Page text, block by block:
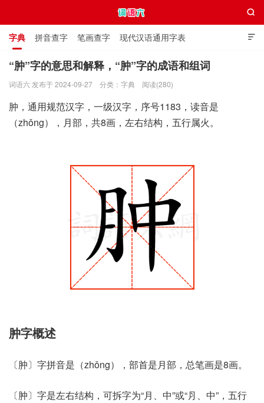

字典 拼音查字 笔画查字 现代汉语通用字表
通用规范汉字表 叠字大全 独体字大全 极简英语词典

“肿”字的意思和解释，“肿”字的成语和组词
词语六 发布于 2024-09-27 分类： 字典 阅读(280)
肿，通用规范汉字，一级汉字，序号1183，读音是
（zhǒng），月部，共8画，左右结构，五行属火。
肿字概述
〔肿〕字拼音是（zhǒng），部首是月部，总笔画是8画。
〔肿〕字是左右结构，可拆字为“月、中”或“⺼、中”，五行